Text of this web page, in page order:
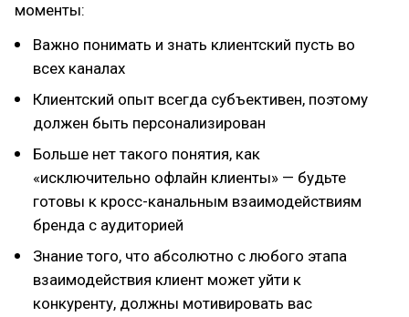
моменты:
Важно понимать и знать клиентский пусть во
всех каналах
Клиентский опыт всегда субъективен, поэтому
должен быть персонализирован
Больше нет такого понятия, как
«исключительно офлайн клиенты» — будьте
готовы к кросс-канальным взаимодействиям
бренда с аудиторией
Знание того, что абсолютно с любого этапа
взаимодействия клиент может уйти к
конкуренту, должны мотивировать вас